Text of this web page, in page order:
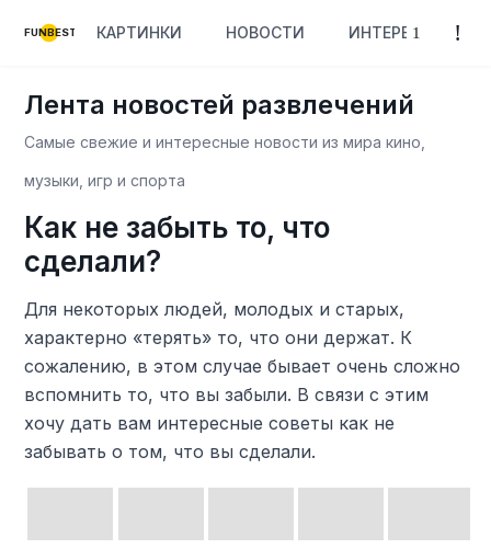
FUNBEST КАРТИНКИ НОВОСТИ ИНТЕРЕСНОЕ
Лента новостей развлечений
Самые свежие и интересные новости из мира кино,
музыки, игр и спорта
Как не забыть то, что
сделали?
Для некоторых людей, молодых и старых,
характерно «терять» то, что они держат. К
сожалению, в этом случае бывает очень сложно
вспомнить то, что вы забыли. В связи с этим
хочу дать вам интересные советы как не
забывать о том, что вы сделали.